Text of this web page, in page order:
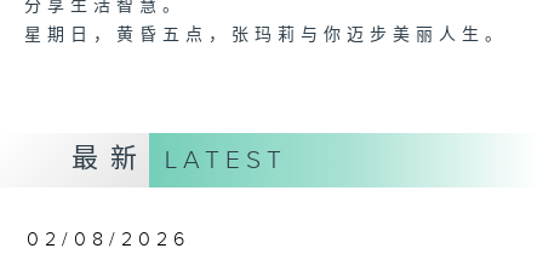
分享生活智慧。
星期日，黄昏五点，张玛莉与你迈步美丽人生。
最新 LATEST
02/08/2026